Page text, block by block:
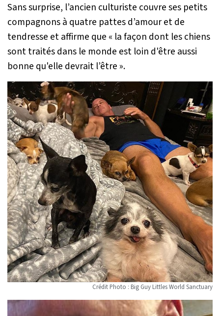
Sans surprise, l’ancien culturiste couvre ses petits
compagnons à quatre pattes d’amour et de
tendresse et affirme que « la façon dont les chiens
sont traités dans le monde est loin d'être aussi
bonne qu'elle devrait l’être ».
Crédit Photo : Big Guy Littles World Sanctuary